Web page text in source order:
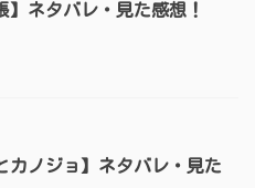
】ネタバレ・見た感想！
カノジョ】ネタバレ・見た